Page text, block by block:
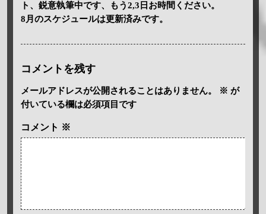
ト、鋭意執筆中です、もう2,3日お時間ください。
8月のスケジュールは更新済みです。
コメントを残す
メールアドレスが公開されることはありません。 ※ が
付いている欄は必須項目です
コメント ※